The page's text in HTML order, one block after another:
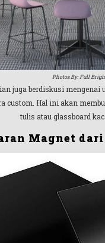
Photos By: Full
juga berdiskusi
custom. Hal ini akan
tulis atau glassboard
Magnet dari